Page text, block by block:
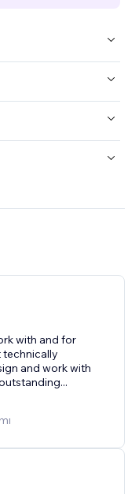
with and for
technically
and work with
...